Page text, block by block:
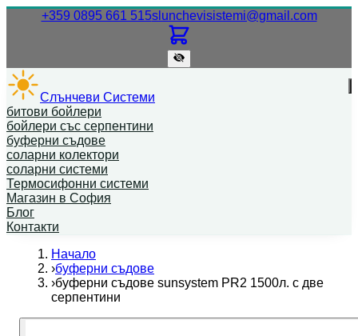
+359 0895 661 515Нашият телефонен номер.
slunchevisistemi@gmail.com
Слънчеви Системи
битови бойлери
бойлери със серпентини
буферни съдове
соларни колектори
соларни системи
Термосифонни системи
Магазин в София
Блог
Контакти
Начало
›буферни съдове
›буферни съдове sunsystem PR2 1500л. с две
серпентини